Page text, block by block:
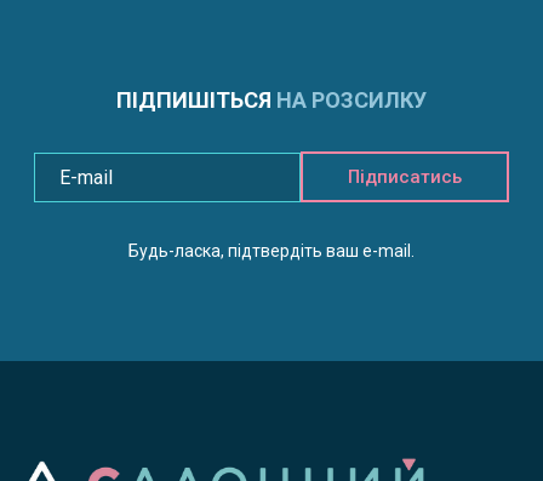
ПІДПИШІТЬСЯ НА РОЗСИЛКУ
Підписатись
Будь-ласка, підтвердіть ваш e-mail.